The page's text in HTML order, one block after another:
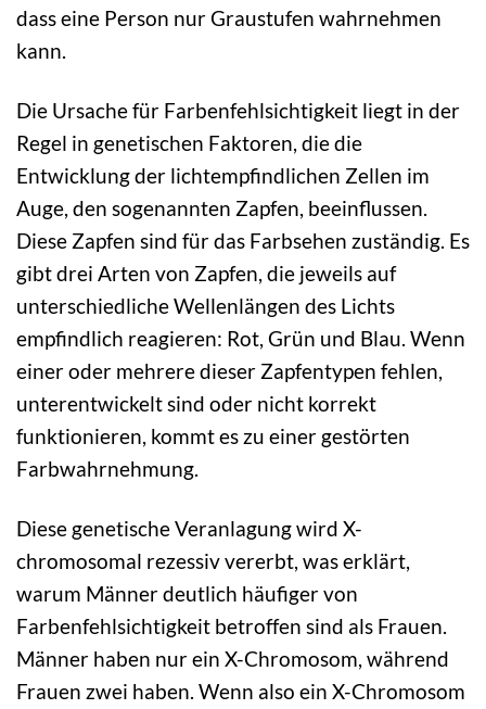
dass eine Person nur Graustufen wahrnehmen
kann.
Die Ursache für Farbenfehlsichtigkeit liegt in der
Regel in genetischen Faktoren, die die
Entwicklung der lichtempfindlichen Zellen im
Auge, den sogenannten Zapfen, beeinflussen.
Diese Zapfen sind für das Farbsehen zuständig. Es
gibt drei Arten von Zapfen, die jeweils auf
unterschiedliche Wellenlängen des Lichts
empfindlich reagieren: Rot, Grün und Blau. Wenn
einer oder mehrere dieser Zapfentypen fehlen,
unterentwickelt sind oder nicht korrekt
funktionieren, kommt es zu einer gestörten
Farbwahrnehmung.
Diese genetische Veranlagung wird X-
chromosomal rezessiv vererbt, was erklärt,
warum Männer deutlich häufiger von
Farbenfehlsichtigkeit betroffen sind als Frauen.
Männer haben nur ein X-Chromosom, während
Frauen zwei haben. Wenn also ein X-Chromosom